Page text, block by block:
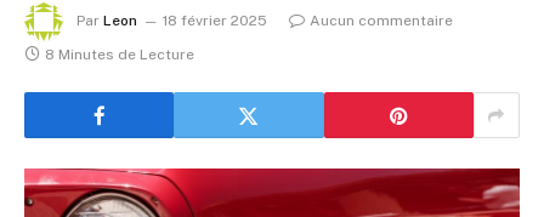
Par Leon 18 février 2025
Aucun commentaire
8 Minutes de Lecture